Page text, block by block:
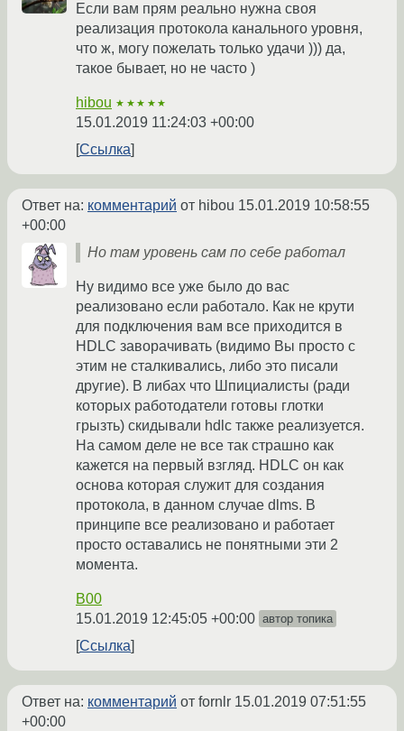
Если вам прям реально нужна своя
реализация протокола канального уровня,
что ж, могу пожелать только удачи ))) да,
такое бывает, но не часто )
hibou ★★★★★
15.01.2019 11:24:03 +00:00
Ссылка
Ответ на: комментарий от hibou 15.01.2019 10:58:55
+00:00
Но там уровень сам по себе работал
Ну видимо все уже было до вас
реализовано если работало. Как не крути
для подключения вам все приходится в
HDLC заворачивать (видимо Вы просто с
этим не сталкивались, либо это писали
другие). В либах что Шпициалисты (ради
которых работодатели готовы глотки
грызть) скидывали hdlc также реализуется.
На самом деле не все так страшно как
кажется на первый взгляд. HDLC он как
основа которая служит для создания
протокола, в данном случае dlms. В
принципе все реализовано и работает
просто оставались не понятными эти 2
момента.
B00
15.01.2019 12:45:05 +00:00 автор топика
Ссылка
Ответ на: комментарий от fornlr 15.01.2019 07:51:55
+00:00